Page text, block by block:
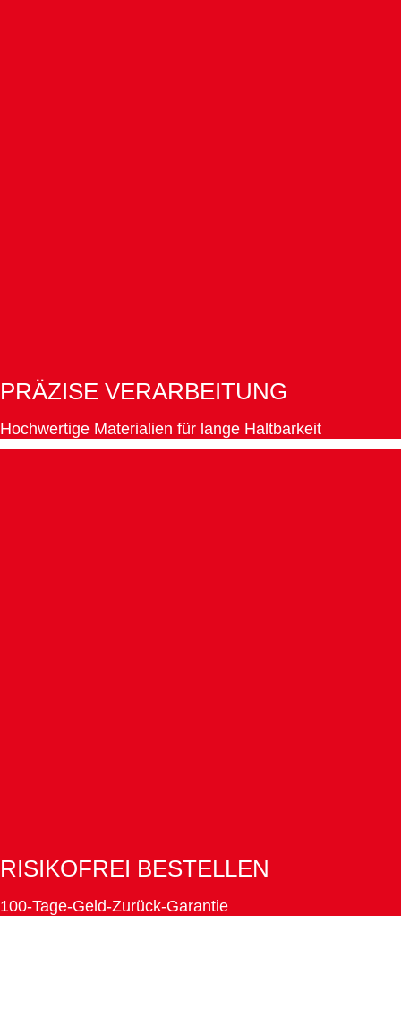
PRÄZISE VERARBEITUNG
Hochwertige Materialien für lange Haltbarkeit
RISIKOFREI BESTELLEN
100-Tage-Geld-Zurück-Garantie